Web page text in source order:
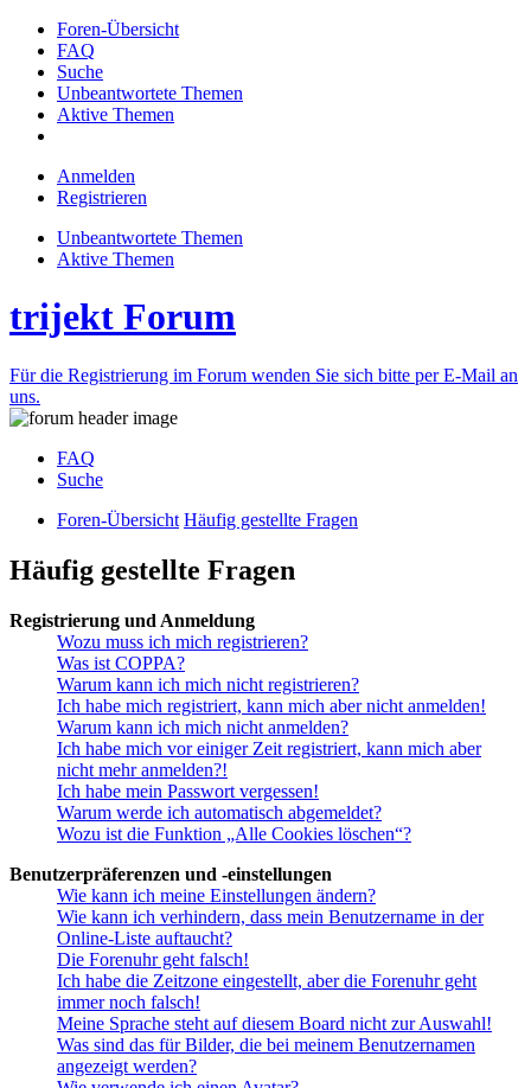
Foren-Übersicht
FAQ
Suche
Unbeantwortete Themen
Aktive Themen
Anmelden
Registrieren
Unbeantwortete Themen
Aktive Themen
trijekt Forum
Für die Registrierung im Forum wenden Sie sich bitte per E-Mail an
uns.
FAQ
Suche
Foren-Übersicht Häufig gestellte Fragen
Häufig gestellte Fragen
Registrierung und Anmeldung
Wozu muss ich mich registrieren?
Was ist COPPA?
Warum kann ich mich nicht registrieren?
Ich habe mich registriert, kann mich aber nicht anmelden!
Warum kann ich mich nicht anmelden?
Ich habe mich vor einiger Zeit registriert, kann mich aber
nicht mehr anmelden?!
Ich habe mein Passwort vergessen!
Warum werde ich automatisch abgemeldet?
Wozu ist die Funktion „Alle Cookies löschen“?
Benutzerpräferenzen und -einstellungen
Wie kann ich meine Einstellungen ändern?
Wie kann ich verhindern, dass mein Benutzername in der
Online-Liste auftaucht?
Die Forenuhr geht falsch!
Ich habe die Zeitzone eingestellt, aber die Forenuhr geht
immer noch falsch!
Meine Sprache steht auf diesem Board nicht zur Auswahl!
Was sind das für Bilder, die bei meinem Benutzernamen
angezeigt werden?